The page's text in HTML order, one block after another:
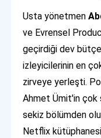
Usta yönetmen
ve Evrensel
geçirdiği dev
izleyicilerinin en
zirveye yerleşti.
Ahmet Ümit'in çok
sekiz bölümden
Netflix